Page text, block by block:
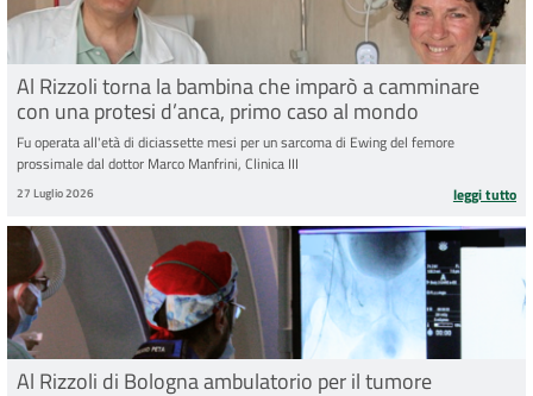
Al Rizzoli torna la bambina che imparò a camminare
con una protesi d’anca, primo caso al mondo
Fu operata all'età di diciassette mesi per un sarcoma di Ewing del femore
prossimale dal dottor Marco Manfrini, Clinica III
27 Luglio 2026 leggi tutto
Al Rizzoli di Bologna ambulatorio per il tumore